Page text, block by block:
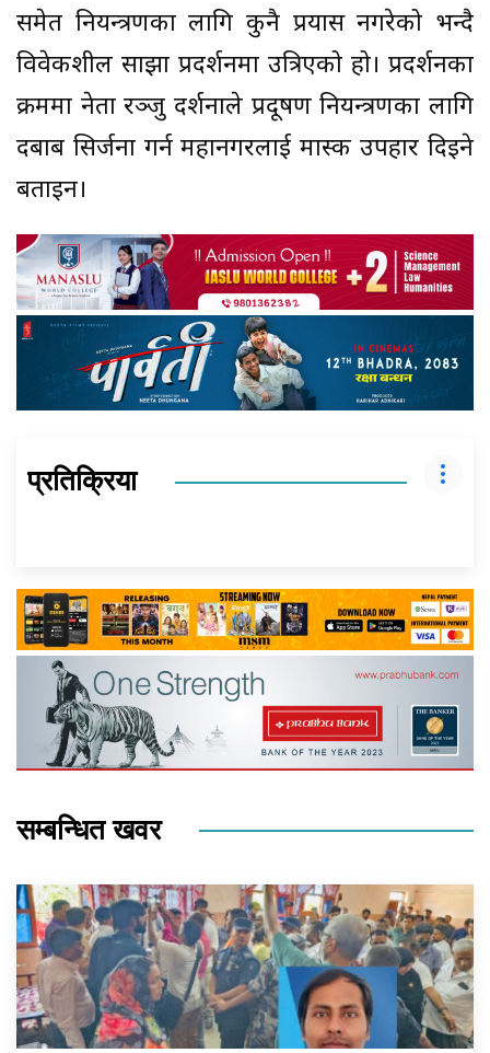
समेत नियन्त्रणका लागि कुनै प्रयास नगरेको भन्दै
विवेकशील साझा प्रदर्शनमा उत्रिएको हो। प्रदर्शनका
क्रममा नेता रञ्जु दर्शनाले प्रदूषण नियन्त्रणका लागि
दबाब सिर्जना गर्न महानगरलाई मास्क उपहार दिइने
बताइन।
प्रतिक्रिया
सम्बन्धित खवर